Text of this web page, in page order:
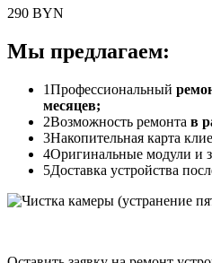
290 BYN
Мы предлагаем:
1Профессиональный
месяцев;
2Возможность ремонта в
3Накопительная карта
4Оригинальные модули и
5Доставка устройства